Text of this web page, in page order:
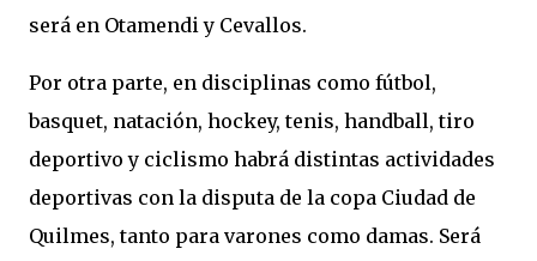
será en Otamendi y Cevallos.
Por otra parte, en disciplinas como fútbol,
basquet, natación, hockey, tenis, handball, tiro
deportivo y ciclismo habrá distintas actividades
deportivas con la disputa de la copa Ciudad de
Quilmes, tanto para varones como damas. Será